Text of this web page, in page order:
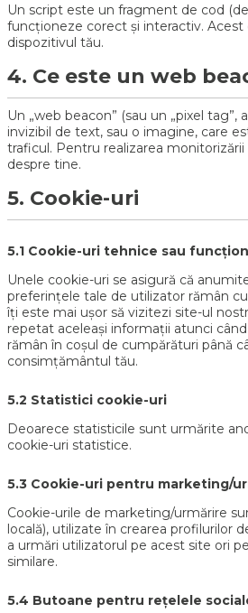
Un script este un fragment de cod
funcționeze corect și interactiv.
dispozitivul tău.
4. Ce este un web
Un „web beacon” (sau un „pixel
invizibil de text, sau o imagine, care
traficul. Pentru realizarea
despre tine.
5. Cookie-uri
5.1 Cookie-uri tehnice sau
Unele cookie-uri se asigură că
preferințele tale de utilizator rămân
îți este mai ușor să vizitezi site-ul
repetat aceleași informații atunci
rămân în coșul de cumpărături până
consimțământul tău.
5.2 Statistici cookie-uri
Deoarece statisticile sunt urmărite
cookie-uri statistice.
5.3 Cookie-uri pentru marketing/
Cookie-urile de marketing/urmărire
locală), utilizate în crearea profilurilor
a urmări utilizatorul pe acest site ori
similare.
5.4 Butoane pentru rețelele